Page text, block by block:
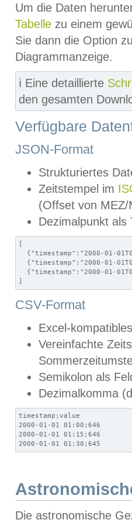
Um die Daten
Tabelle zu einem
Sie dann die Option
Diagrammanzeige.
ℹ️ Eine detaillierte
den gesamten
Verfügbare
JSON-Format
Strukturiertes
Zeitstempel im
(Offset von MEZ/
Dezimalpunkt als
[
{"timestamp":"2000-01-
{"timestamp":"2000-01-
{"timestamp":"2000-01-
]
CSV-Format
Excel-
Vereinfachte
Semikolon als
Dezimalkomma
timestamp;value
2000-01-01 01:00;646
2000-01-01 01:15;646
2000-01-01 01:30;645
Die astronomische